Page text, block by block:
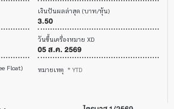
เงินปันผลล่าสุด (บาท/หุ้น)
3.50
วันขึ้นเครื่องหมาย XD
05 ส.ค. 2569
Float) หมายเหตุ * YTD